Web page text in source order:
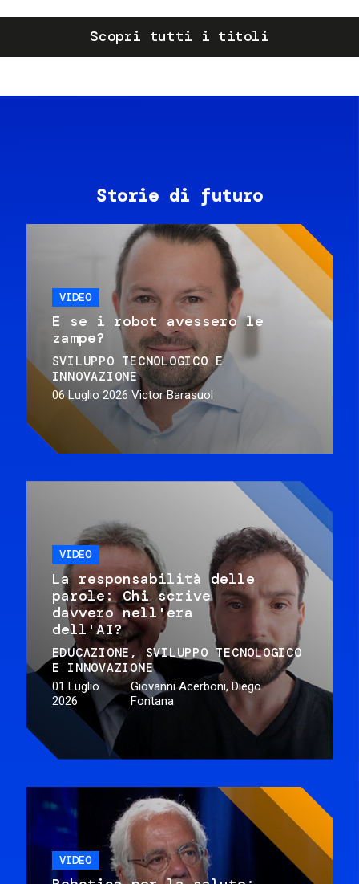
Scopri tutti i titoli
Storie di futuro
VIDEO
E se i robot avessero le
zampe?
SVILUPPO TECNOLOGICO E
INNOVAZIONE
06 Luglio 2026 Victor Barasuol
VIDEO
La responsabilità delle
parole: Chi scrive
davvero nell'era
dell'AI?
EDUCAZIONE
SVILUPPO TECNOLOGICO
E INNOVAZIONE
01 Luglio
2026
Giovanni Acerboni, Diego
Fontana
VIDEO